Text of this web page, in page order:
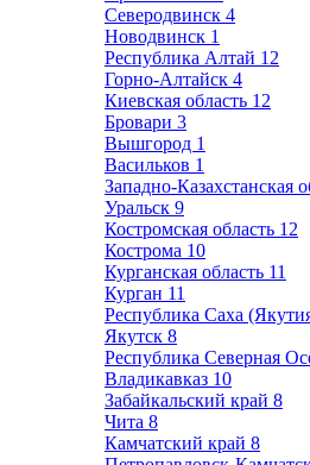
Северодвинск 4
Новодвинск 1
Республика Алтай 12
Горно-Алтайск 4
Киевская область 12
Бровари 3
Вышгород 1
Васильков 1
Западно-Казахстанская
Уральск 9
Костромская область 12
Кострома 10
Курганская область 11
Курган 11
Республика Саха
Якутск 8
Республика Северная
Владикавказ 10
Забайкальский край 8
Чита 8
Камчатский край 8